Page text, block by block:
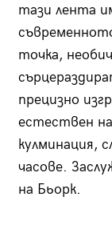
тази лента
точка,
прецизно
естествен
кулминация,
часове.
на Бьорк.